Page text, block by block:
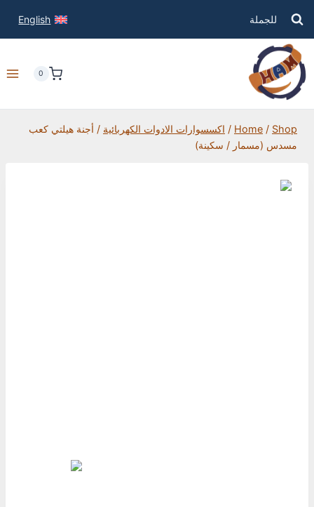
للجملة English
0
Home / Shop
/ اكسسوارات الادوات الكهربائية / أجنة هيلتي كعب
مسدس (مسمار / سكينة)